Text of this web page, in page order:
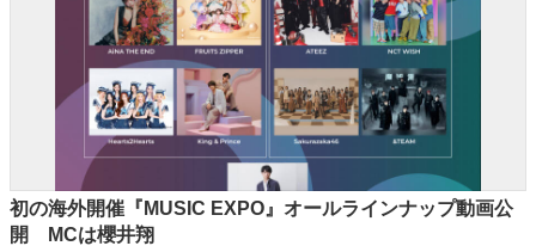
初の海外開催『MUSIC EXPO』オールラインナップ動画公
開 MCは櫻井翔